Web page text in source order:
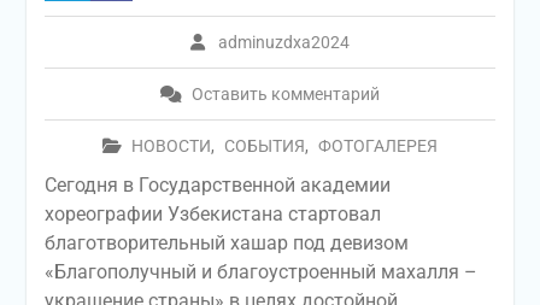
adminuzdxa2024
Оставить комментарий
НОВОСТИ, СОБЫТИЯ, ФОТОГАЛЕРЕЯ
Сегодня в Государственной академии
хореографии Узбекистана стартовал
благотворительный хашар под девизом
«Благополучный и благоустроенный махалля –
украшение страны» в целях достойной